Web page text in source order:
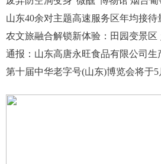
山东40余对主题高速服务区年均接待
农文旅融合解锁新体验：田园变景区
第十届中华老字号(山东)博览会将于